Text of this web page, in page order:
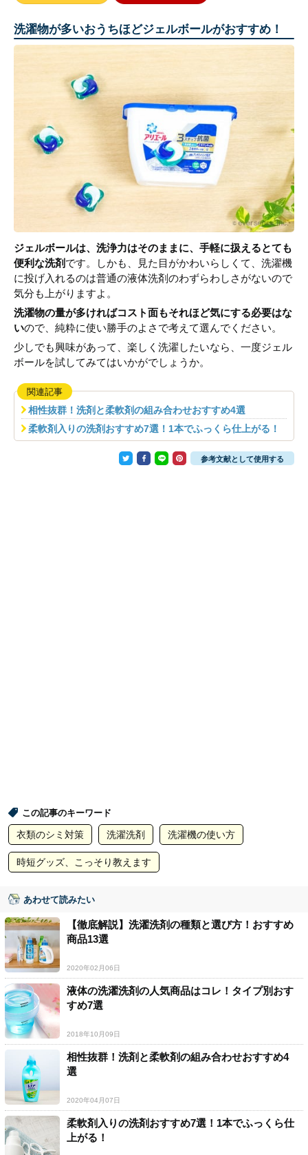
洗濯物が多いおうちほどジェルボールがおすすめ！
ジェルボールは、洗浄力はそのままに、手軽に扱えるとても
便利な洗剤 です。しかも、見た目がかわいらしくて、洗濯機
に投げ入れるのは普通の液体洗剤のわずらわしさがないので
気分も上がりますよ。
洗濯物の量が多ければコスト面もそれほど気にする必要はな
いので、純粋に使い勝手のよさで考えて選んでください。
少しでも興味があって、楽しく洗濯したいなら、一度ジェル
ボールを試してみてはいかがでしょうか。
関連記事
相性抜群！洗剤と柔軟剤の組み合わせおすすめ4選
柔軟剤入りの洗剤おすすめ7選！1本でふっくら仕上がる！
参考文献として使用する
この記事のキーワード
衣類のシミ対策 洗濯洗剤 洗濯機の使い方
時短グッズ、こっそり教えます
あわせて読みたい
【徹底解説】洗濯洗剤の種類と選び方！おすすめ
商品13選
2020年02月06日
液体の洗濯洗剤の人気商品はコレ！タイプ別おす
すめ7選
2018年10月09日
相性抜群！洗剤と柔軟剤の組み合わせおすすめ4
選
2020年04月07日
柔軟剤入りの洗剤おすすめ7選！1本でふっくら仕
上がる！